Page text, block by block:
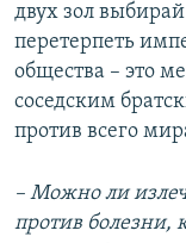
двух зол
перетерпеть
общества – это
соседским
против всего
– Можно ли
против болезни,